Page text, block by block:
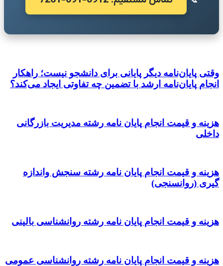
وقتی پایان‌نامه دیگر پایانی برای دانشجو نیست؛ راهکار
انجام پایان‌نامه ارشد با تضمین چه تفاوتی ایجاد می‌کند؟
هزینه و قیمت انجام پایان نامه رشته مدیریت بازرگانی
داخلی
هزینه و قیمت انجام پایان نامه رشته سنجش واندازه
گیری (روانسنجی)
هزینه و قیمت انجام پایان نامه رشته روانشناسی بالینی
هزینه و قیمت انجام پایان نامه رشته روانشناسی عمومی